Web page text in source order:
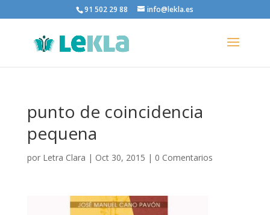
91 502 29 88 info@lekla.es
punto de coincidencia
pequena
por Letra Clara | Oct 30, 2015 | 0 Comentarios